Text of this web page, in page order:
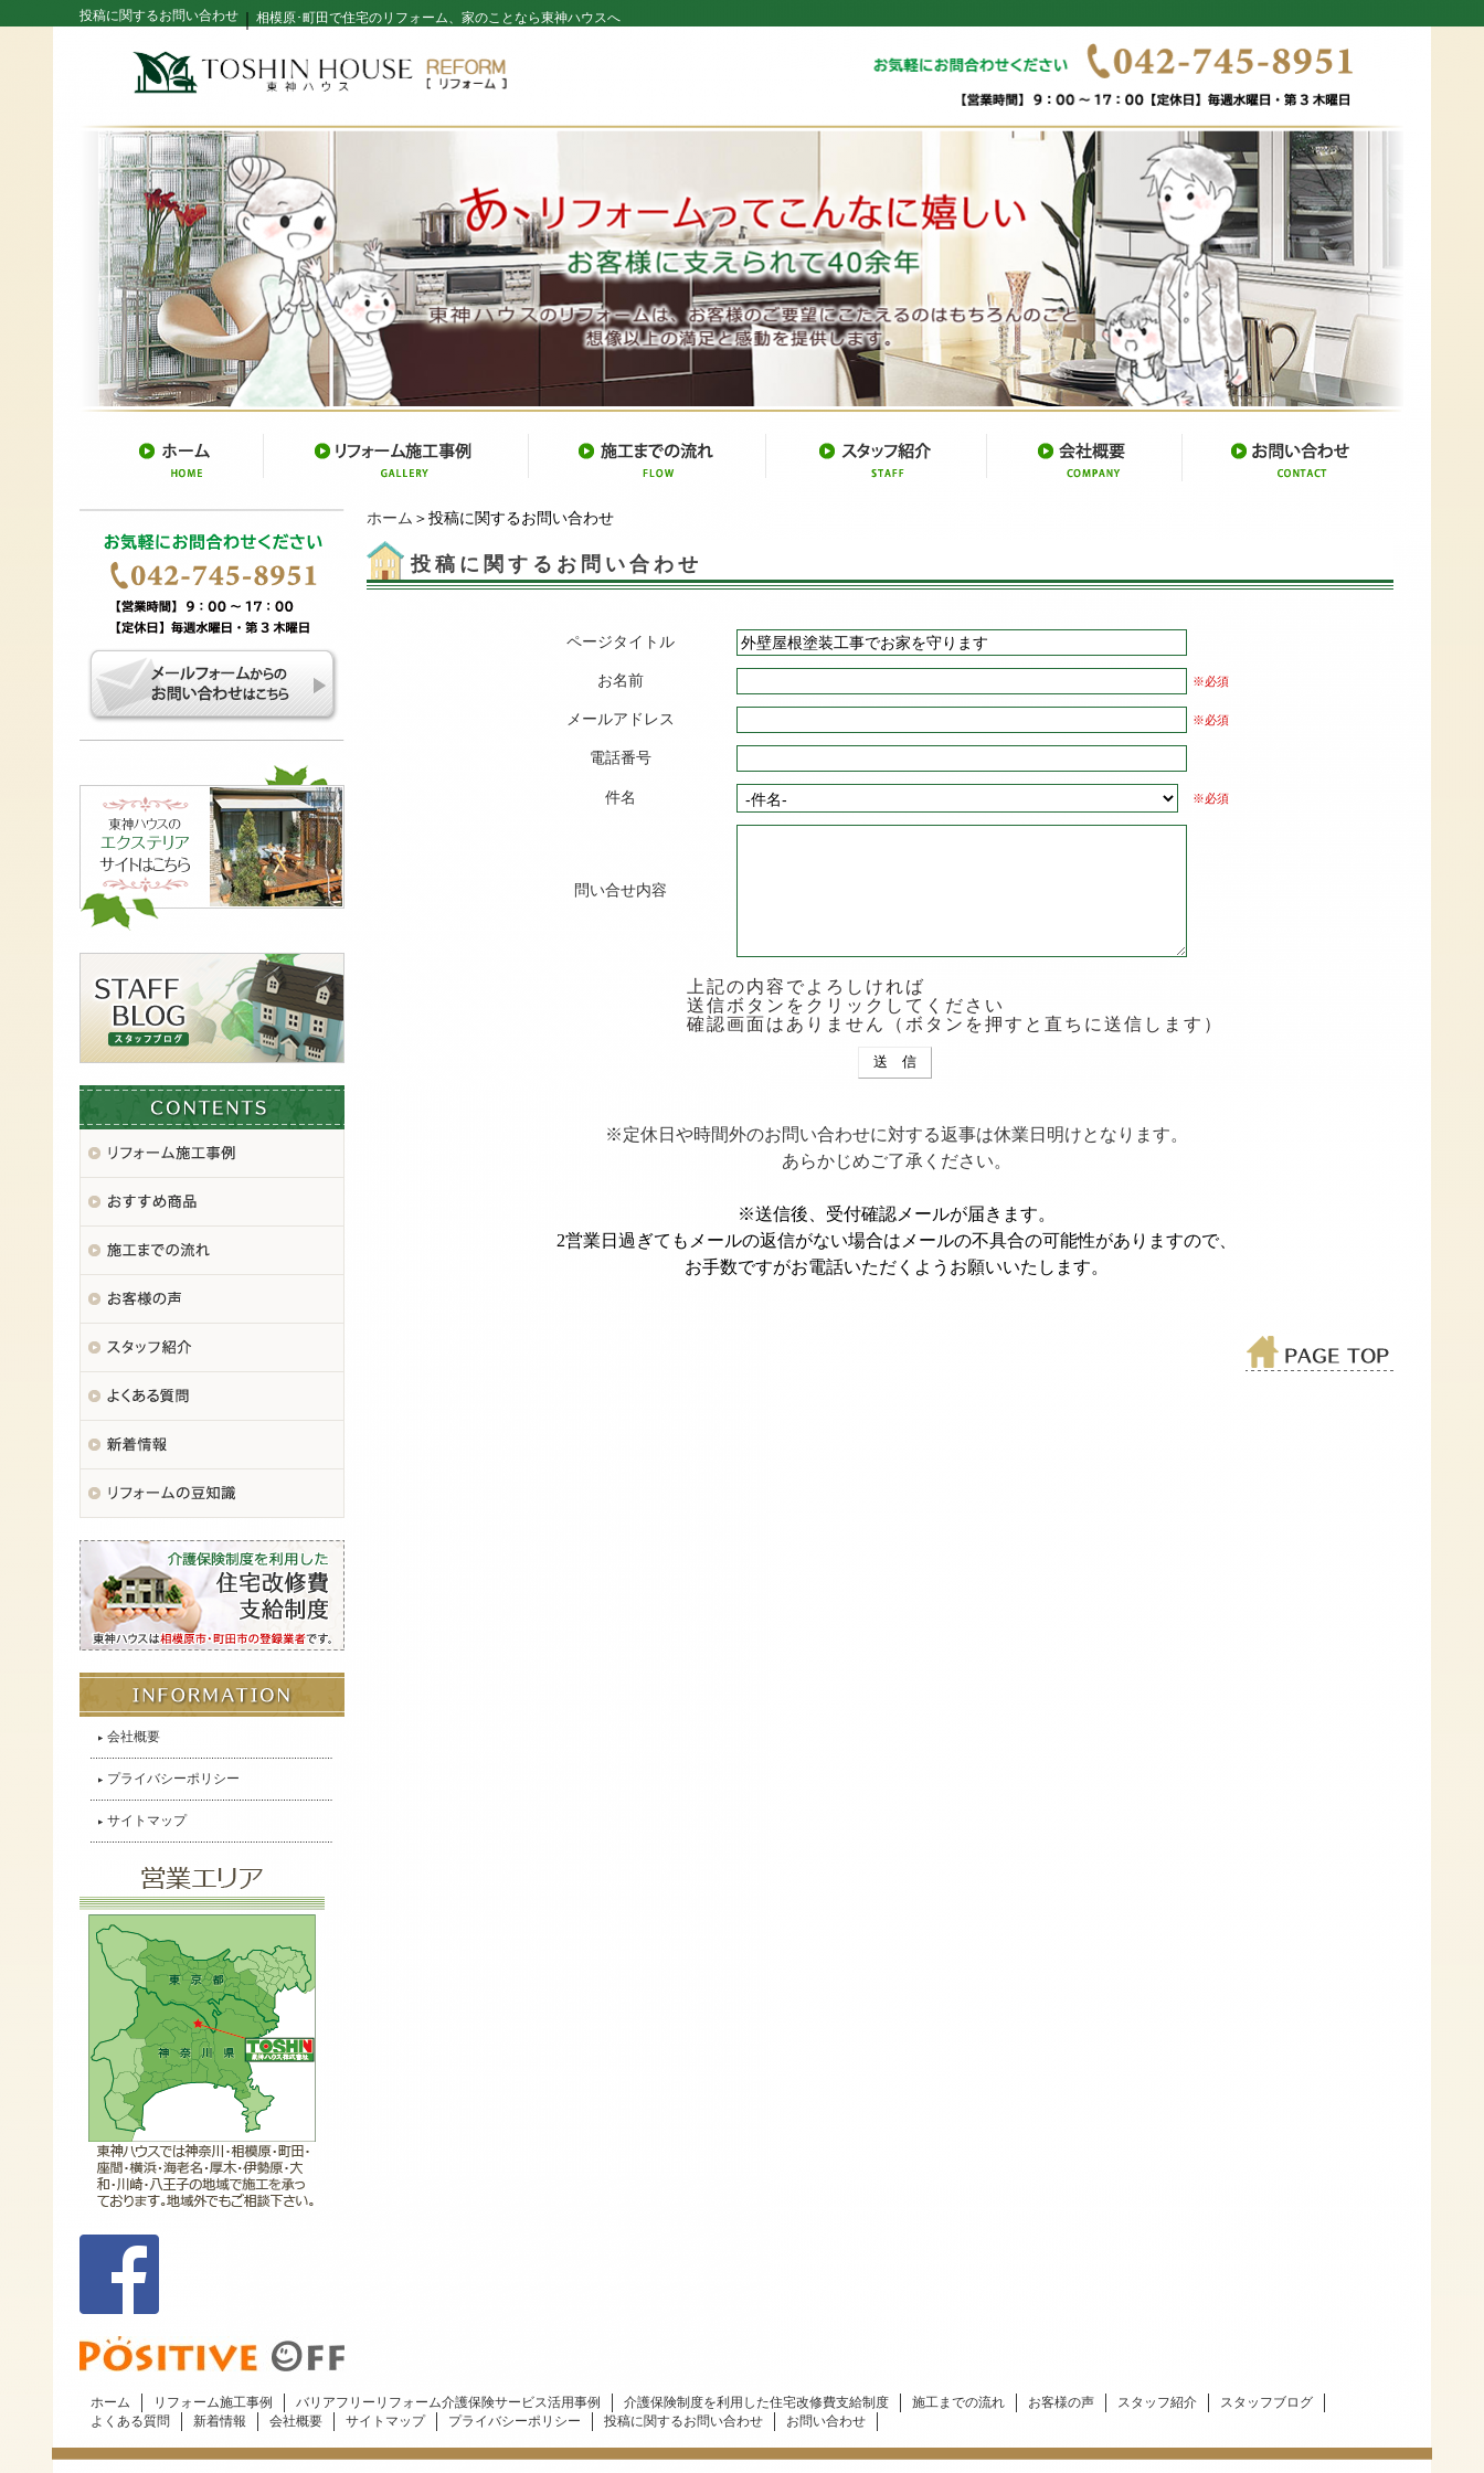
投稿に関するお問い合わせ 相模原･町田で住宅のリフォーム、家のことなら東神ハウスへ
ホーム ＞投稿に関するお問い合わせ
投稿に関するお問い合わせ
ページタイトル
お名前 ※必須
メールアドレス ※必須
電話番号
件名 ※必須
問い合せ内容
上記の内容でよろしければ
送信ボタンをクリックしてください
確認画面はありません（ボタンを押すと直ちに送信します）
※定休日や時間外のお問い合わせに対する返事は休業日明けとなります。
あらかじめご了承ください。
※送信後、受付確認メールが届きます。
2営業日過ぎてもメールの返信がない場合はメールの不具合の可能性がありますので、
お手数ですがお電話いただくようお願いいたします。
会社概要
プライバシーポリシー
サイトマップ
ホーム リフォーム施工事例 バリアフリーリフォーム介護保険サービス活用事例 介護保険制度を利用した住宅改修費支給制度 施工までの流れ お客様の声 スタッフ紹介
スタッフブログ
よくある質問
新着情報 会社概要 サイトマップ プライバシーポリシー 投稿に関するお問い合わせ お問い合わせ